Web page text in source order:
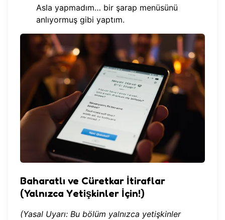
Asla yapmadım… bir şarap menüsünü
anlıyormuş gibi yaptım.
Baharatlı ve Cüretkar İtiraflar
(Yalnızca Yetişkinler İçin!)
(Yasal Uyarı: Bu bölüm yalnızca yetişkinler